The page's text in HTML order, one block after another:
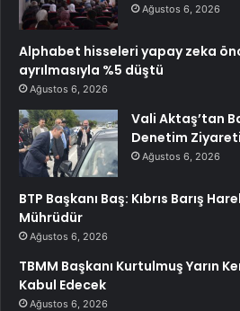
Ağustos 6, 2026
Alphabet hisseleri yapay zeka
ayrılmasıyla %5 düştü
Ağustos 6, 2026
Vali Aktaş’tan
Denetim Ziyareti
Ağustos 6, 2026
BTP Başkanı Baş: Kıbrıs Barış
Mührüdür
Ağustos 6, 2026
TBMM Başkanı Kurtulmuş Yarın
Kabul Edecek
Ağustos 6, 2026